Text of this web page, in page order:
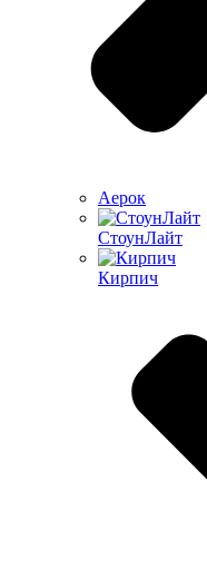
Аерок
СтоунЛайт
Кирпич